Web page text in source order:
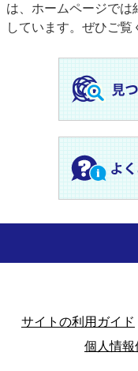
は、ホームページでは
しています。ぜひご覧
サイトの利用ガイド
個人情報